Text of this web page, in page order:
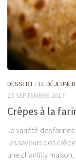
DESSERT /LE DÉJEUNER
23 SEPTEMBRE 2017
Crêpes à la
La variété des
les saveurs des
une chantilly